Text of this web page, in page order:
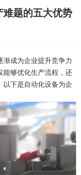
题的五大优势
成为企业提升竞争力
能够优化生产流程，还
下是自动化设备为企